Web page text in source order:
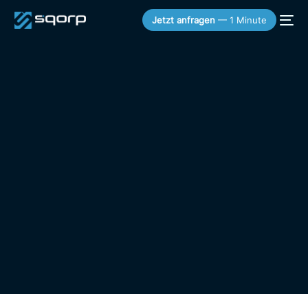
Jetzt anfragen— 1 Minute